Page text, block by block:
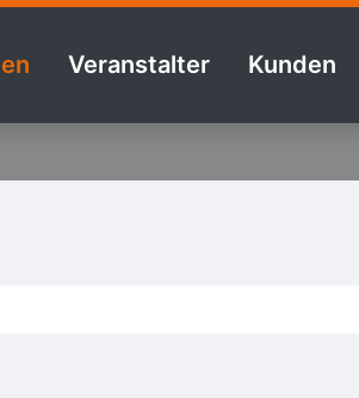
Veranstalter Kunden